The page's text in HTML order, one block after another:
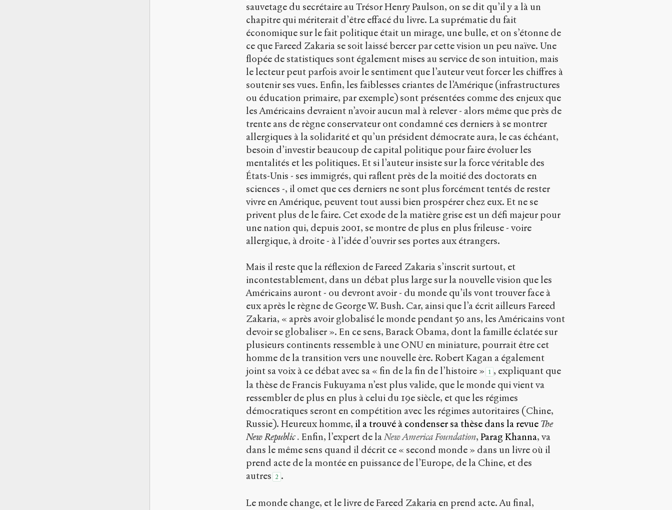
sauvetage du secrétaire au Trésor Henry Paulson, on se dit qu’il y a là un
chapitre qui mériterait d’être effacé du livre. La suprématie du fait
économique sur le fait politique était un mirage, une bulle, et on s’étonne de
ce que Fareed Zakaria se soit laissé bercer par cette vision un peu naïve. Une
flopée de statistiques sont également mises au service de son intuition, mais
le lecteur peut parfois avoir le sentiment que l’auteur veut forcer les chiffres à
soutenir ses vues. Enfin, les faiblesses criantes de l’Amérique (infrastructures
ou éducation primaire, par exemple) sont présentées comme des enjeux que
les Américains devraient n’avoir aucun mal à relever - alors même que près de
trente ans de règne conservateur ont condamné ces derniers à se montrer
allergiques à la solidarité et qu’un président démocrate aura, le cas échéant,
besoin d’investir beaucoup de capital politique pour faire évoluer les
mentalités et les politiques. Et si l’auteur insiste sur la force véritable des
États-Unis - ses immigrés, qui raflent près de la moitié des doctorats en
sciences -, il omet que ces derniers ne sont plus forcément tentés de rester
vivre en Amérique, peuvent tout aussi bien prospérer chez eux. Et ne se
privent plus de le faire. Cet exode de la matière grise est un défi majeur pour
une nation qui, depuis 2001, se montre de plus en plus frileuse - voire
allergique, à droite - à l’idée d’ouvrir ses portes aux étrangers.
Mais il reste que la réflexion de Fareed Zakaria s’inscrit surtout, et
incontestablement, dans un débat plus large sur la nouvelle vision que les
Américains auront - ou devront avoir - du monde qu’ils vont trouver face à
eux après le règne de George W. Bush. Car, ainsi que l’a écrit ailleurs Fareed
Zakaria, « après avoir globalisé le monde pendant 50 ans, les Américains vont
devoir se globaliser ». En ce sens, Barack Obama, dont la famille éclatée sur
plusieurs continents ressemble à une ONU en miniature, pourrait être cet
homme de la transition vers une nouvelle ère. Robert Kagan a également
joint sa voix à ce débat avec sa « fin de la fin de l’histoire » 1 , expliquant que
la thèse de Francis Fukuyama n’est plus valide, que le monde qui vient va
ressembler de plus en plus à celui du 19e siècle, et que les régimes
démocratiques seront en compétition avec les régimes autoritaires (Chine,
Russie). Heureux homme, il a trouvé à condenser sa thèse dans la revue The
New Republic . Enfin, l’expert de laNew America Foundation, Parag Khanna, va
dans le même sens quand il décrit ce « second monde » dans un livre où il
prend acte de la montée en puissance de l’Europe, de la Chine, et des
autres 2 .
Le monde change, et le livre de Fareed Zakaria en prend acte. Au final,